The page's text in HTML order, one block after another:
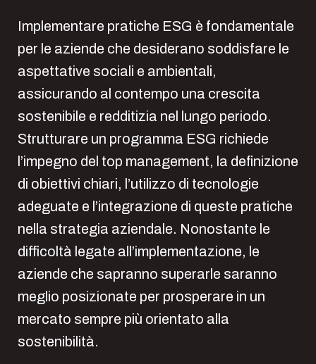
Implementare pratiche ESG è fondamentale
per le aziende che desiderano soddisfare le
aspettative sociali e ambientali,
assicurando al contempo una crescita
sostenibile e redditizia nel lungo periodo.
Strutturare un programma ESG richiede
l’impegno del top management, la definizione
di obiettivi chiari, l’utilizzo di tecnologie
adeguate e l’integrazione di queste pratiche
nella strategia aziendale. Nonostante le
difficoltà legate all’implementazione, le
aziende che sapranno superarle saranno
meglio posizionate per prosperare in un
mercato sempre più orientato alla
sostenibilità.